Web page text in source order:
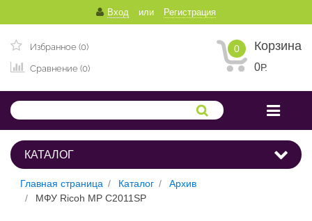
Вход или Регистрация
Избранное (0)
Сравнение (0)
0 Корзина
0Р.
КАТАЛОГ
Главная страница Каталог
Архив
МФУ Ricoh MP C2011SP